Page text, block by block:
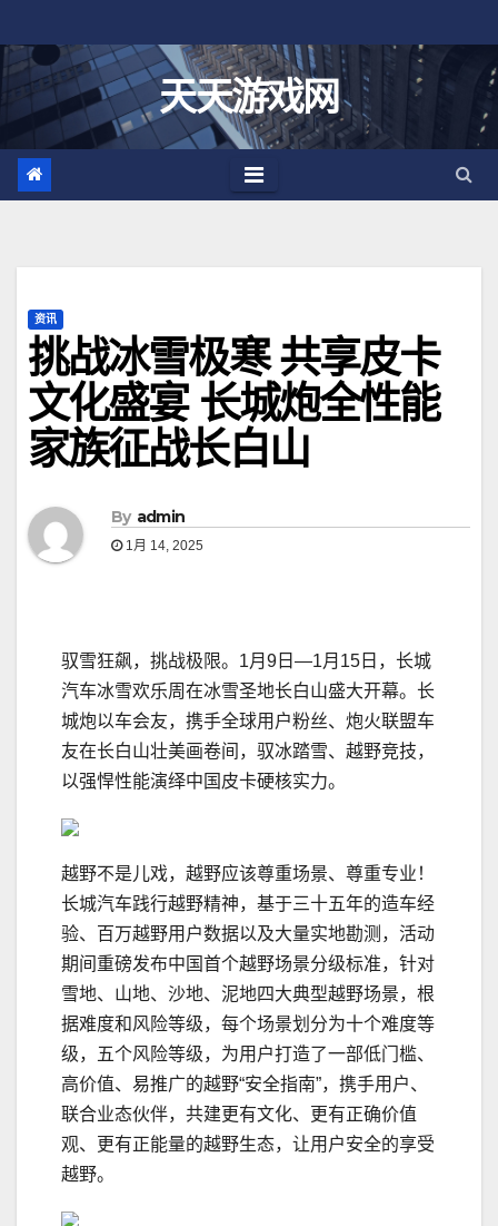
至
天天游戏网
资讯
挑战冰雪极寒 共享皮卡
文化盛宴 长城炮全性能
家族征战长白山
By admin
1月 14, 2025
驭雪狂飙，挑战极限。1月9日—1月15日，长城
汽车冰雪欢乐周在冰雪圣地长白山盛大开幕。长
城炮以车会友，携手全球用户粉丝、炮火联盟车
友在长白山壮美画卷间，驭冰踏雪、越野竞技，
以强悍性能演绎中国皮卡硬核实力。
越野不是儿戏，越野应该尊重场景、尊重专业！
长城汽车践行越野精神，基于三十五年的造车经
验、百万越野用户数据以及大量实地勘测，活动
期间重磅发布中国首个越野场景分级标准，针对
雪地、山地、沙地、泥地四大典型越野场景，根
据难度和风险等级，每个场景划分为十个难度等
级，五个风险等级，为用户打造了一部低门槛、
高价值、易推广的越野“安全指南”，携手用户、
联合业态伙伴，共建更有文化、更有正确价值
观、更有正能量的越野生态，让用户安全的享受
越野。